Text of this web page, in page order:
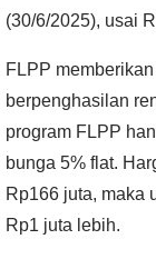
(30/6/2025), usai
FLPP
berpenghasilan
program FLPP
bunga 5% flat.
Rp166 juta, maka
Rp1 juta lebih.